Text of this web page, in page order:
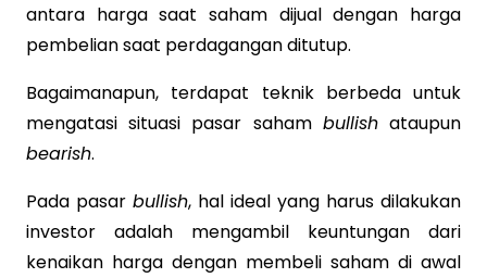
antara harga saat saham dijual dengan harga
pembelian saat perdagangan ditutup.
Bagaimanapun, terdapat teknik berbeda untuk
mengatasi situasi pasar saham bullishataupun
bearish.
Pada pasar bullish, hal ideal yang harus dilakukan
investor adalah mengambil keuntungan dari
kenaikan harga dengan membeli saham di awal